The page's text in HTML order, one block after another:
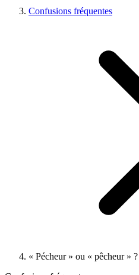
Confusions fréquentes
« Pécheur » ou « pêcheur » ?